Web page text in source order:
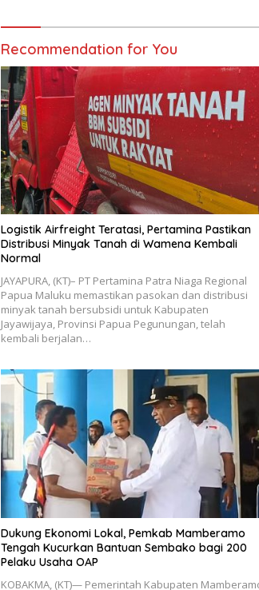
Recommendation for You
Logistik Airfreight Teratasi, Pertamina Pastikan
Distribusi Minyak Tanah di Wamena Kembali
Normal
JAYAPURA, (KT)– PT Pertamina Patra Niaga Regional
Papua Maluku memastikan pasokan dan distribusi
minyak tanah bersubsidi untuk Kabupaten
Jayawijaya, Provinsi Papua Pegunungan, telah
kembali berjalan…
Dukung Ekonomi Lokal, Pemkab Mamberamo
Tengah Kucurkan Bantuan Sembako bagi 200
Pelaku Usaha OAP
KOBAKMA, (KT)— Pemerintah Kabupaten